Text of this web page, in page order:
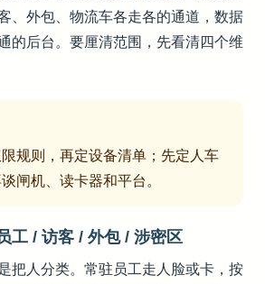
、外包、物流车各走各的通道，数据
的后台。要厘清范围，先看清四个维
规则，再定设备清单；先定人车
闸机、读卡器和平台。
工 / 访客 / 外包 / 涉密区
把人分类。常驻员工走人脸或卡，按